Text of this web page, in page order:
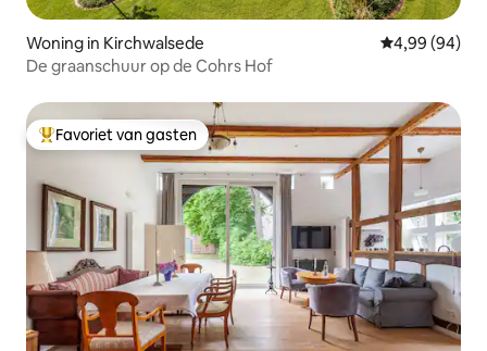
Woning in Kirchwalsede Gemiddelde
4,99 (94)
De graanschuur op de Cohrs Hof
Topfavoriet van gasten
Favoriet van gasten